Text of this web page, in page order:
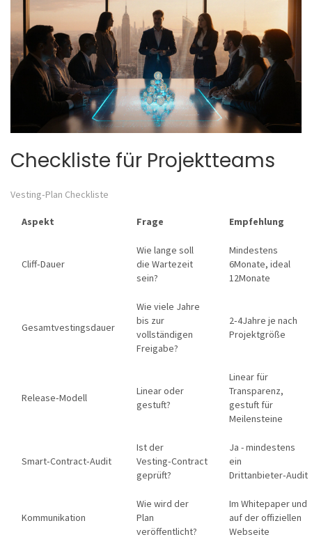
Checkliste für Projektteams
Vesting‑Plan Checkliste
Aspekt Frage Empfehlung
Cliff‑Dauer
Wie lange soll
die Wartezeit
sein?
Mindestens
6Monate, ideal
12Monate
Gesamtvestingsdauer
Wie viele Jahre
bis zur
vollständigen
Freigabe?
2‑4Jahre je nach
Projektgröße
Release‑Modell
Linear oder
gestuft?
Linear für
Transparenz,
gestuft für
Meilensteine
Smart‑Contract‑Audit
Ist der
Vesting‑Contract
geprüft?
Ja - mindestens
ein
Drittanbieter‑Audit
Kommunikation
Wie wird der
Plan
veröffentlicht?
Im Whitepaper und
auf der offiziellen
Webseite